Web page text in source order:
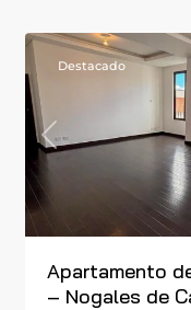
Previous
Destacado
Apartamento
– Nogales de